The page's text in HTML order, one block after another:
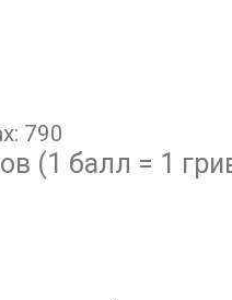
790
(1 балл = 1